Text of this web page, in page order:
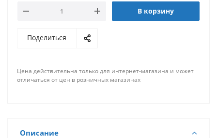
В корзину
Поделиться
Цена действительна только для интернет-магазина и может
отличаться от цен в розничных магазинах
Описание